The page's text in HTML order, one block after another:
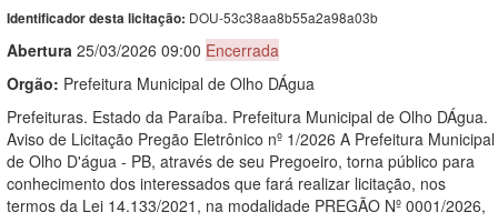
Identificador desta licitação: DOU-53c38aa8b55a2a98a03b
Abertura 25/03/2026 09:00 Encerrada
Orgão: Prefeitura Municipal de Olho DÁgua
Prefeituras. Estado da Paraíba. Prefeitura Municipal de Olho DÁgua.
Aviso de Licitação Pregão Eletrônico nº 1/2026 A Prefeitura Municipal
de Olho D'água - PB, através de seu Pregoeiro, torna público para
conhecimento dos interessados que fará realizar licitação, nos
termos da Lei 14.133/2021, na modalidade PREGÃO Nº 0001/2026,